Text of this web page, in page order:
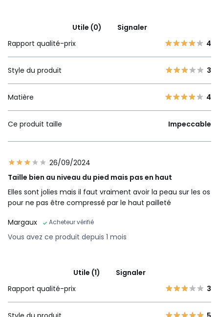
Utile (0)
Signaler
Rapport qualité-prix
4
Style du produit 3
Matière 4
Ce produit taille Impeccable
26/09/2024
Taille bien au niveau du pied mais pas en haut
Elles sont jolies mais il faut vraiment avoir la peau sur les os
pour ne pas être compressé par le haut pailleté
Margaux
Acheteur vérifié
Vous avez ce produit depuis 1 mois
Utile (1)
Signaler
Rapport qualité-prix
3